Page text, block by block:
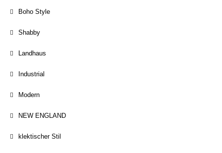
Boho Style
Shabby
Landhaus
Industrial
Modern
NEW ENGLAND
klektischer Stil